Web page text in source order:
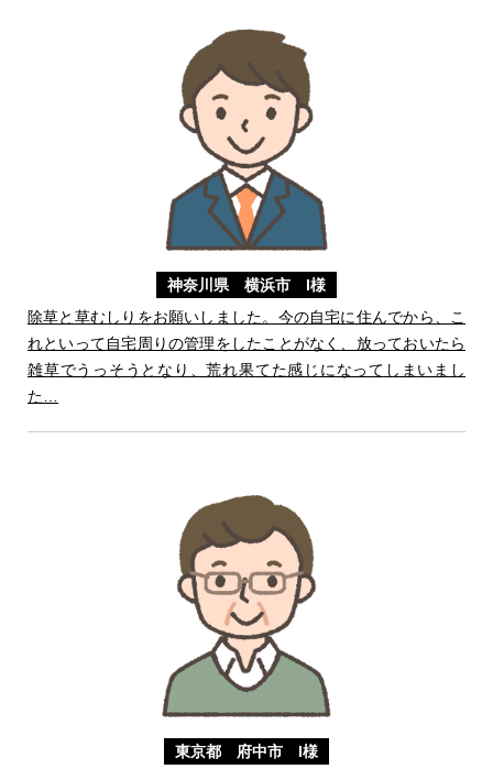
神奈川県 横浜市 I様
除草と草むしりをお願いしました。今の自宅に住んでから、こ
れといって自宅周りの管理をしたことがなく、放っておいたら
雑草でうっそうとなり、荒れ果てた感じになってしまいまし
た…
東京都 府中市 I様